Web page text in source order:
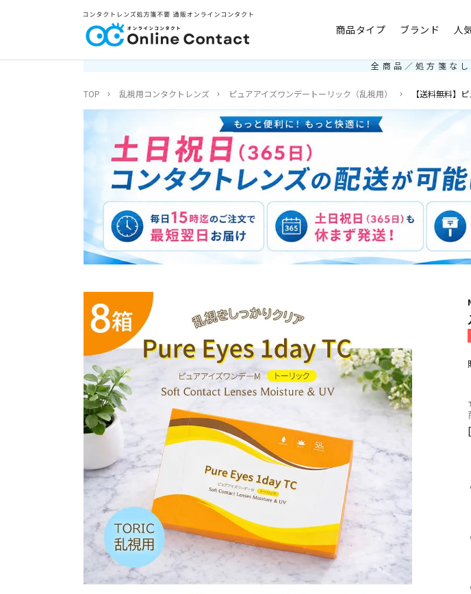
商品タイプ ブランド 人
全商品／処方箋な
TOP 乱視用コンタクトレンズ ピュアアイズワンデートーリック（乱視用） 【送料無料】